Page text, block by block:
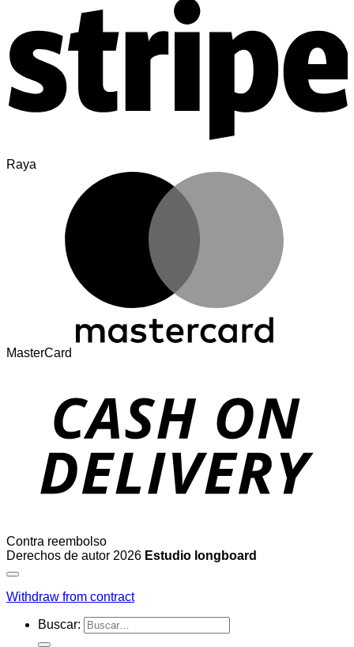
Raya
MasterCard
Contra reembolso
Derechos de autor 2026 Estudio longboard
Withdraw from contract
Buscar: